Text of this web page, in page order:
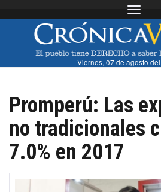
Toggle
Viernes, 07 de agosto
Promperú: Las
no tradicionales
7.0% en 2017